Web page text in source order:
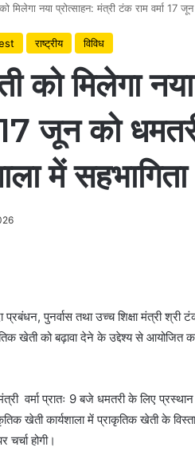
मिलेगा नया प्रोत्साहन: मंत्री टंक राम वर्मा 17
राष्ट्रीय विविध
को मिलेगा
17 जून को
में सहभागिता
पुनर्वास तथा उच्च शिक्षा मंत्री
खेती को बढ़ावा देने के उद्देश्य से आयोजित
वर्मा प्रातः 9 बजे धमतरी के लिए
खेती कार्यशाला में प्राकृतिक खेती के
होगी।